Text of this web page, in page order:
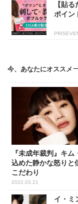
【貼
ポイン
今、あなたにオススメ
『未成年裁判』キム
込めた静かな怒りと
こだわり
2022.03.21
イ・ミ